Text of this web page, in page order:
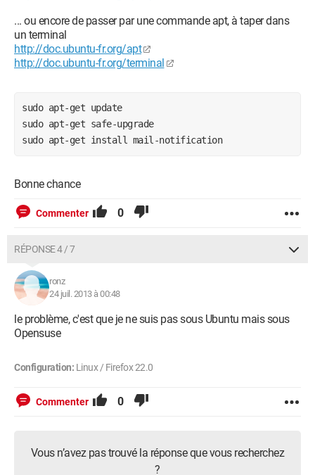
... ou encore de passer par une commande apt, à taper dans
un terminal
http://doc.ubuntu-fr.org/apt
http://doc.ubuntu-fr.org/terminal
sudo apt-get update
sudo apt-get safe-upgrade
sudo apt-get install mail-notification
Bonne chance
Commenter 0
RÉPONSE 4 / 7
ronz
24 juil. 2013 à 00:48
le problème, c'est que je ne suis pas sous Ubuntu mais sous
Opensuse
Configuration: Linux / Firefox 22.0
Commenter 0
Vous n’avez pas trouvé la réponse que vous recherchez
?